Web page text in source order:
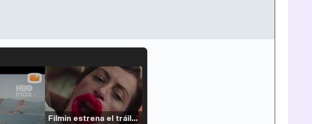
Filmin estrena el tráiler de 'Millennial Mal', su nueva comedia universitaria de la mano de Lorena Iglesias